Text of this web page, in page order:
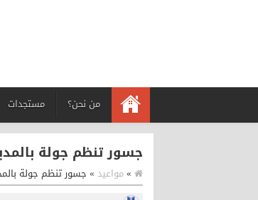
من نحن؟ مستجدات
جسور تنظم جولة
»مواعيد » جسور تنظم جولة